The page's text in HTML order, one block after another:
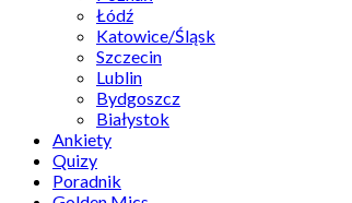
Łódź
Katowice/Śląsk
Szczecin
Lublin
Bydgoszcz
Białystok
Ankiety
Quizy
Poradnik